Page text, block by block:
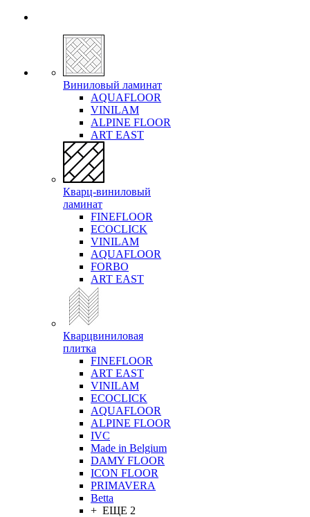
Виниловый ламинат
AQUAFLOOR
VINILAM
ALPINE FLOOR
ART EAST
Кварц-виниловый
ламинат
FINEFLOOR
ECOCLICK
VINILAM
AQUAFLOOR
FORBO
ART EAST
Кварцвиниловая
плитка
FINEFLOOR
ART EAST
VINILAM
ECOCLICK
AQUAFLOOR
ALPINE FLOOR
IVC
Made in Belgium
DAMY FLOOR
ICON FLOOR
PRIMAVERA
Betta
+ ЕЩЕ 2